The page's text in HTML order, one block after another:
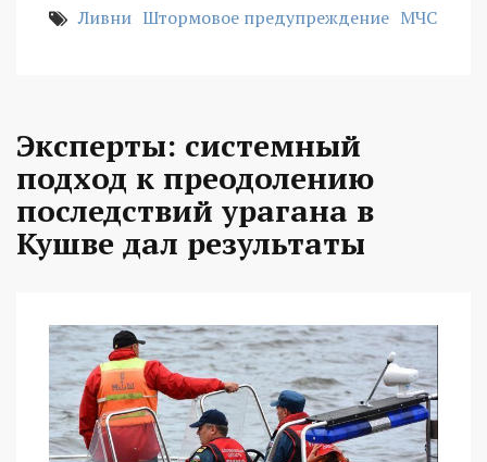
Ливни Штормовое предупреждение МЧС
Эксперты: системный
подход к преодолению
последствий урагана в
Кушве дал результаты